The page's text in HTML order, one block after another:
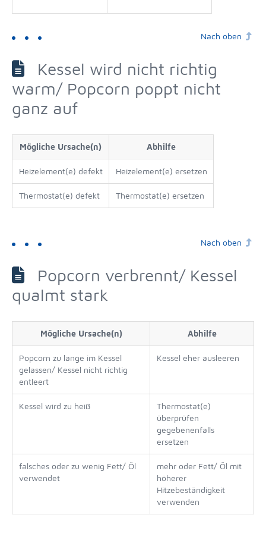
Nach oben
Kessel wird nicht richtig
warm/ Popcorn poppt nicht
ganz auf
Mögliche Ursache(n) Abhilfe
Heizelement(e) defekt Heizelement(e) ersetzen
Thermostat(e) defekt Thermostat(e) ersetzen
Nach oben
Popcorn verbrennt/ Kessel
qualmt stark
Mögliche Ursache(n) Abhilfe
Popcorn zu lange im Kessel
gelassen/ Kessel nicht richtig
entleert
Kessel eher ausleeren
Kessel wird zu heiß
Thermostat(e)
überprüfen
gegebenenfalls
ersetzen
falsches oder zu wenig Fett/ Öl
verwendet
mehr oder Fett/ Öl mit
höherer
Hitzebeständigkeit
verwenden